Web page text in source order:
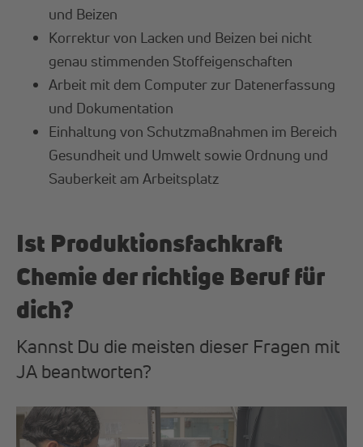
und Beizen
Korrektur von Lacken und Beizen bei nicht
genau stimmenden Stoffeigenschaften
Arbeit mit dem Computer zur Datenerfassung
und Dokumentation
Einhaltung von Schutzmaßnahmen im Bereich
Gesundheit und Umwelt sowie Ordnung und
Sauberkeit am Arbeitsplatz
Ist Produktionsfachkraft
Chemie der richtige Beruf für
dich?
Kannst Du die meisten dieser Fragen mit
JA beantworten?